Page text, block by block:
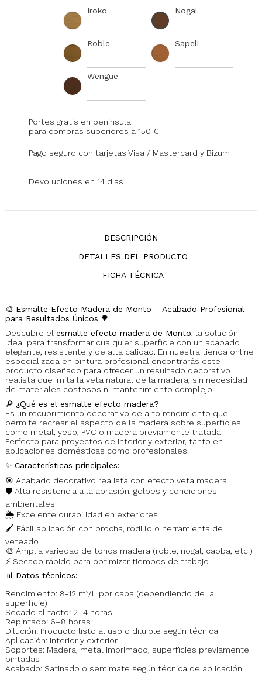
Iroko Nogal
Roble Sapeli
Wengue
Portes gratis en península
para compras superiores a 150 €
Pago seguro con tarjetas Visa / Mastercard y Bizum
Devoluciones en 14 días
DESCRIPCIÓN
DETALLES DEL PRODUCTO
FICHA TÉCNICA
🎨 Esmalte Efecto Madera de Monto – Acabado Profesional
para Resultados Únicos 🌳
Descubre el esmalte efecto madera de Monto, la solución
ideal para transformar cualquier superficie con un acabado
elegante, resistente y de alta calidad. En nuestra tienda online
especializada en pintura profesional encontrarás este
producto diseñado para ofrecer un resultado decorativo
realista que imita la veta natural de la madera, sin necesidad
de materiales costosos ni mantenimiento complejo.
🔎 ¿Qué es el esmalte efecto madera?
Es un recubrimiento decorativo de alto rendimiento que
permite recrear el aspecto de la madera sobre superficies
como metal, yeso, PVC o madera previamente tratada.
Perfecto para proyectos de interior y exterior, tanto en
aplicaciones domésticas como profesionales.
✨ Características principales:
🎯 Acabado decorativo realista con efecto veta madera
🛡️ Alta resistencia a la abrasión, golpes y condiciones
ambientales
🌦️ Excelente durabilidad en exteriores
🖌️ Fácil aplicación con brocha, rodillo o herramienta de
veteado
🎨 Amplia variedad de tonos madera (roble, nogal, caoba, etc.)
⚡ Secado rápido para optimizar tiempos de trabajo
📊 Datos técnicos:
Rendimiento: 8-12 m²/L por capa (dependiendo de la
superficie)
Secado al tacto: 2–4 horas
Repintado: 6–8 horas
Dilución: Producto listo al uso o diluible según técnica
Aplicación: Interior y exterior
Soportes: Madera, metal imprimado, superficies previamente
pintadas
Acabado: Satinado o semimate según técnica de aplicación